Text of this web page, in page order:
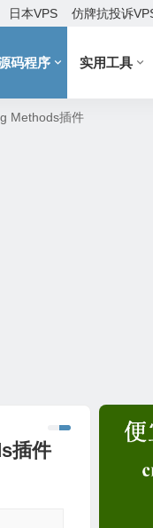
日本VPS 仿牌抗投诉
码程序 实用工具
Methods插件
插件